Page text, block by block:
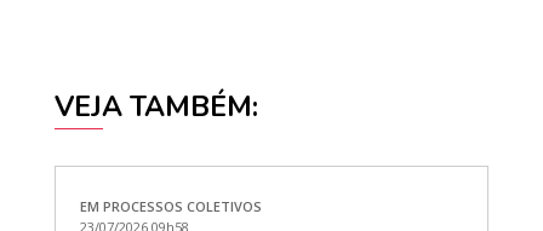
VEJA TAMBÉM:
EM PROCESSOS COLETIVOS
23/07/2026 09h58